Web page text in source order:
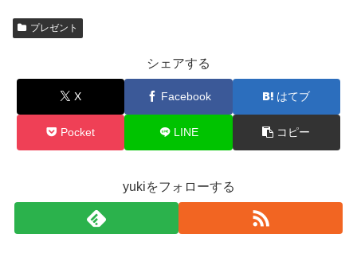
プレゼント
シェアする
X Facebook はてブ
Pocket LINE コピー
yukiをフォローする